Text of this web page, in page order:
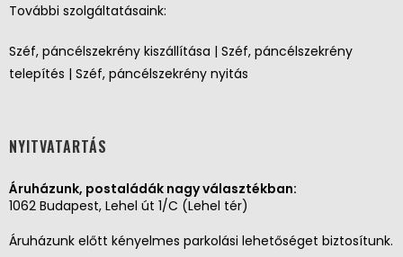
További szolgáltatásaink:
Széf, páncélszekrény kiszállítása | Széf, páncélszekrény
telepítés | Széf, páncélszekrény nyitás
NYITVATARTÁS
Áruházunk, postaládák nagy választékban:
1062 Budapest, Lehel út 1/C (Lehel tér)
Áruházunk előtt kényelmes parkolási lehetőséget biztosítunk.